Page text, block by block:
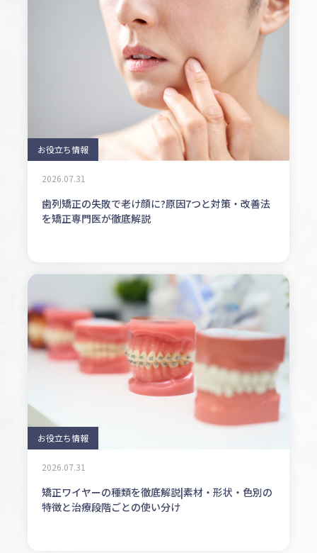
お役立ち情報
2026.07.31
歯列矯正の失敗で老け顔に?原因7つと対策・改善法
を矯正専門医が徹底解説
お役立ち情報
2026.07.31
矯正ワイヤーの種類を徹底解説|素材・形状・色別の
特徴と治療段階ごとの使い分け